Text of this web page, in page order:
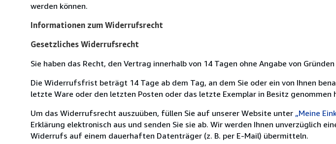
werden können.
Informationen zum Widerrufsrecht
Gesetzliches Widerrufsrecht
Sie haben das Recht, den Vertrag innerhalb von 14 Tagen ohne Angabe von
Die Widerrufsfrist beträgt 14 Tage ab dem Tag, an dem Sie oder ein von Ihnen
letzte Ware oder den letzten Posten oder das letzte Exemplar in Besitz genommen
Um das Widerrufsrecht auszuüben, füllen Sie auf unserer Website unter „Meine
Erklärung elektronisch aus und senden Sie sie ab. Wir werden Ihnen unverzüglich
Widerrufs auf einem dauerhaften Datenträger (z. B. per E-Mail) übermitteln.